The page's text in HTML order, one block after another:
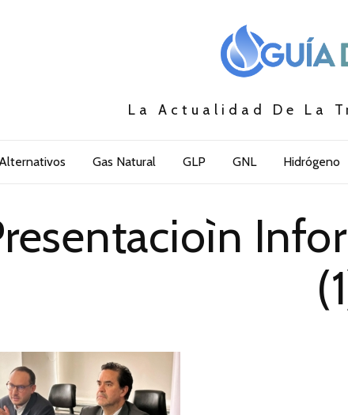
La Actualidad De La
Gas Natural GLP GNL Hidrógeno